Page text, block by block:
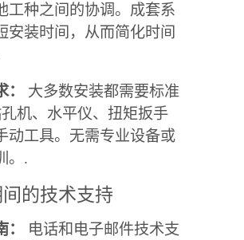
工种之间的协调。成套系
安装时间，从而简化时间
大多数安装都需要标准
机、水平仪、扭矩扳手
动工具。无需专业设备或
。.
的技术支持
电话和电子邮件技术支